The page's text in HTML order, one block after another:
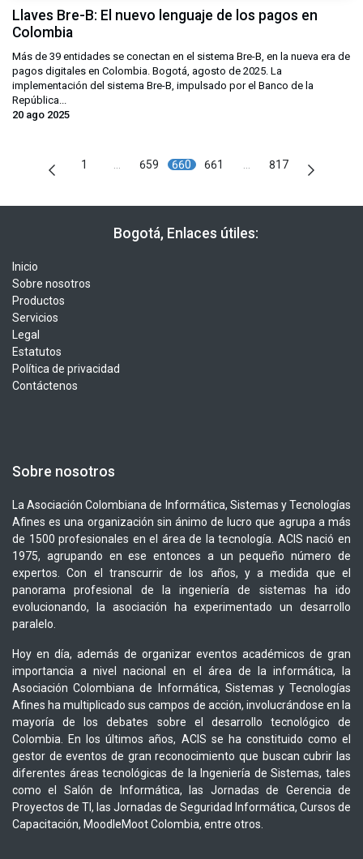
Llaves Bre-B: El nuevo lenguaje de los pagos en
Colombia
Más de 39 entidades se conectan en el sistema Bre-B, en la nueva era de
pagos digitales en Colombia. Bogotá, agosto de 2025. La
implementación del sistema Bre-B, impulsado por el Banco de la
República...
20 ago 2025
1 659 660 661 817
​​ Bogotá, Enlaces útiles:
Inicio
Sobre nosotros
Productos
Servicios
Legal
Estatutos
Política de privacidad
Contáctenos
Sobre nosotros
La Asociación Colombiana de Informática, Sistemas y Tecnologías
Afines es una organización sin ánimo de lucro que agrupa a más
de 1500 profesionales en el área de la tecnología. ACIS nació en
1975, agrupando en ese entonces a un pequeño número de
expertos. Con el transcurrir de los años, y a medida que el
panorama profesional de la ingeniería de sistemas ha ido
evolucionando, la asociación ha experimentado un desarrollo
paralelo.
Hoy en día, además de organizar eventos académicos de gran
importancia a nivel nacional en el área de la informática, la
Asociación Colombiana de Informática, Sistemas y Tecnologías
Afines ha multiplicado sus campos de acción, involucrándose en la
mayoría de los debates sobre el desarrollo tecnológico de
Colombia. En los últimos años, ACIS se ha constituido como el
gestor de eventos de gran reconocimiento que buscan cubrir las
diferentes áreas tecnológicas de la Ingeniería de Sistemas, tales
como el Salón de Informática, las Jornadas de Gerencia de
Proyectos de TI, las Jornadas de Seguridad Informática, Cursos de
Capacitación, MoodleMoot Colombia, entre otros.